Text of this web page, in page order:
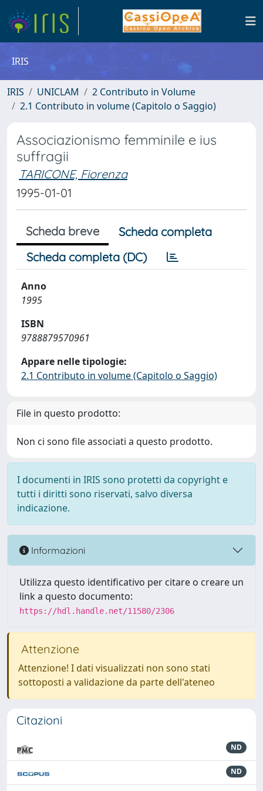
IRIS
IRIS UNICLAM
2 Contributo in Volume
2.1 Contributo in volume (Capitolo o Saggio)
Associazionismo femminile e ius
suffragii
TARICONE, Fiorenza
1995-01-01
Scheda breve
Scheda completa
Scheda completa (DC)
Anno
1995
ISBN
9788879570961
Appare nelle tipologie:
2.1 Contributo in volume (Capitolo o Saggio)
File in questo prodotto:
Non ci sono file associati a questo prodotto.
I documenti in IRIS sono protetti da copyright e
tutti i diritti sono riservati, salvo diversa
indicazione.
Informazioni
Utilizza questo identificativo per citare o creare un
link a questo documento:
https://hdl.handle.net/11580/2306
Attenzione
Attenzione! I dati visualizzati non sono stati
sottoposti a validazione da parte dell'ateneo
Citazioni
ND
ND